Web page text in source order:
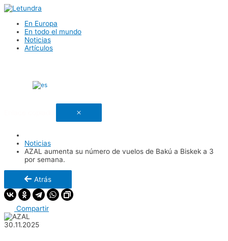
En Europa
En todo el mundo
Noticias
Artículos
Noticias
AZAL aumenta su número de vuelos de Bakú a Biskek a 3
por semana.
Atrás
Compartir
30.11.2025